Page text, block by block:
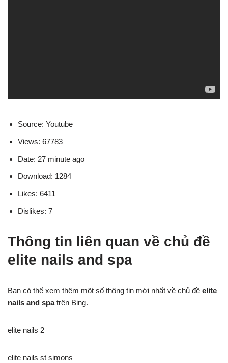
Source: Youtube
Views: 67783
Date: 27 minute ago
Download: 1284
Likes: 6411
Dislikes: 7
Thông tin liên quan về chủ đề
elite nails and spa
Bạn có thể xem thêm một số thông tin mới nhất về chủ đề elite
nails and spatrên Bing.
elite nails 2
elite nails st simons